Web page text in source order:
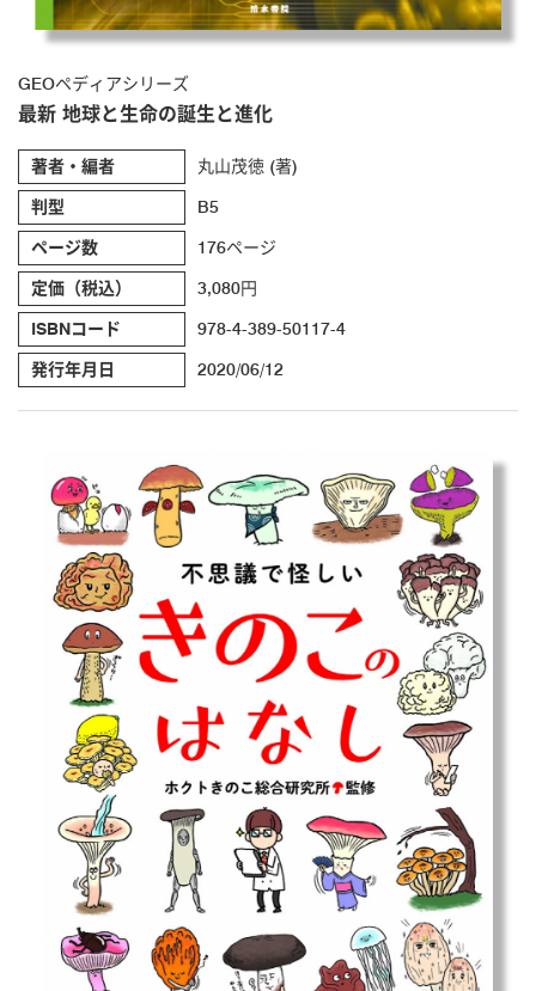
GEOペディアシリーズ
最新 地球と生命の誕生と進化
著者・編者 丸山茂徳 (著)
判型 B5
ページ数 176ページ
定価（税込） 3,080円
ISBNコード 978-4-389-50117-4
発行年月日 2020/06/12